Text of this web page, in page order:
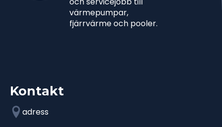
värmepumpar,
fjärrvärme och pooler.
Kontakt
adress